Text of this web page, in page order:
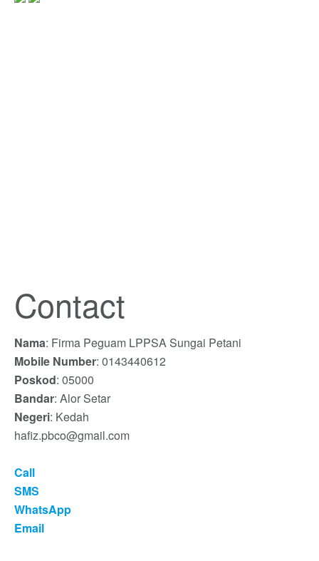
Contact
Nama: Firma Peguam LPPSA Sungai Petani
Mobile Number: 0143440612
Poskod: 05000
Bandar: Alor Setar
Negeri: Kedah
hafiz.pbco@gmail.com
Call
SMS
WhatsApp
Email